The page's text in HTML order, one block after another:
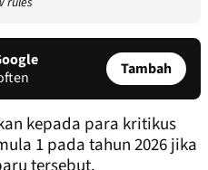
Tambah
kepada para kritikus
1 pada tahun 2026 jika